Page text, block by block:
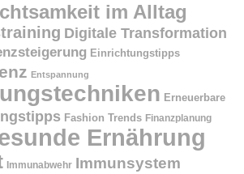
im Alltag
Digitale Transformation
Einrichtungstipps
Entspannung
Erneuerbare
Fashion Trends Finanzplanung
Ernährung
Immunabwehr Immunsystem